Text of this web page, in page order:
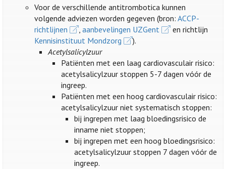
Voor de verschillende antitrombotica kunnen
volgende adviezen worden gegeven (bron:ACCP-
richtlijnen
,aanbevelingen UZGent
en richtlijn
Kennisinstituut Mondzorg
).
Acetylsalicylzuur
Patiënten met een laag cardiovasculair risico:
acetylsalicylzuur stoppen 5-7 dagen vóór de
ingreep.
Patiënten met een hoog cardiovasculair risico:
acetylsalicylzuur niet systematisch stoppen:
bij ingrepen met laag bloedingsrisico de
inname niet stoppen;
bij ingrepen met een hoog bloedingsrisico:
acetylsalicylzuur stoppen 7 dagen vóór de
ingreep.